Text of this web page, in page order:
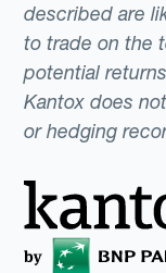
described are
to trade on the
potential
Kantox does
or hedging